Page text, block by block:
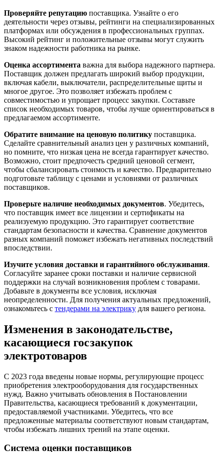
Проверяйте репутацию поставщика. Узнайте о его
деятельности через отзывы, рейтинги на специализированных
платформах или обсуждения в профессиональных группах.
Высокий рейтинг и положительные отзывы могут служить
знаком надежности работника на рынке.
Оценка ассортимента важна для выбора надежного партнера.
Поставщик должен предлагать широкий выбор продукции,
включая кабели, выключатели, распределительные щиты и
многое другое. Это позволяет избежать проблем с
совместимостью и упрощает процесс закупки. Составьте
список необходимых товаров, чтобы лучше ориентироваться в
предлагаемом ассортименте.
Обратите внимание на ценовую политику поставщика.
Сделайте сравнительный анализ цен у различных компаний,
но помните, что низкая цена не всегда гарантирует качество.
Возможно, стоит предпочесть средний ценовой сегмент,
чтобы сбалансировать стоимость и качество. Предварительно
подготовьте таблицу с ценами и условиями от различных
поставщиков.
Проверьте наличие необходимых документов. Убедитесь,
что поставщик имеет все лицензии и сертификаты на
реализуемую продукцию. Это гарантирует соответствие
стандартам безопасности и качества. Сравнение документов
разных компаний поможет избежать негативных последствий
впоследствии.
Изучите условия доставки и гарантийного обслуживания.
Согласуйте заранее сроки поставки и наличие сервисной
поддержки на случай возникновения проблем с товарами.
Добавьте в документы все условия, исключая
неопределенности. Для получения актуальных предложений,
ознакомьтесь с тендерами на электрику для вашего региона.
Изменения в законодательстве,
касающиеся госзакупок
электротоваров
С 2023 года введены новые нормы, регулирующие процесс
приобретения электрооборудования для государственных
нужд. Важно учитывать обновления в Постановлении
Правительства, касающиеся требований к документации,
предоставляемой участниками. Убедитесь, что все
предложенные материалы соответствуют новым стандартам,
чтобы избежать лишних трений на этапе оценки.
Система оценки поставщиков